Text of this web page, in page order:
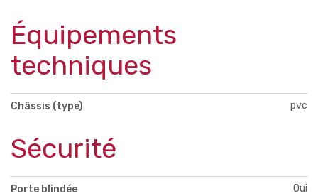
Équipements
techniques
Châssis (type) pvc
Sécurité
Porte blindée Oui